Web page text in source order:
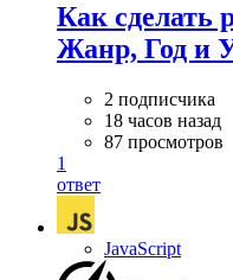
Как сделать
Жанр, Год и
2 подписчика
18 часов назад
87 просмотров
1
ответ
JavaScript